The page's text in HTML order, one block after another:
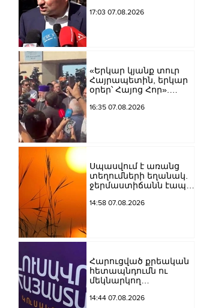
ընթացակարգ չկա, չի էլ
17:03 07.08.2026
«Երկար կյանք տուր
Հայրապետին, երկար
օրեր՝ Հայոց Հոր».
դատարանի բակում
16:35 07.08.2026
Սպասվում է առանց
տեղումների եղանակ.
ջերմաստիճանն էապես
14:58 07.08.2026
Հարուցված քրեական
հետապնդումն ու
մեկնարկող
վերջին տարիներին
14:44 07.08.2026